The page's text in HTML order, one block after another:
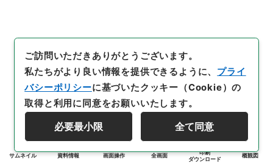
サムネイル 資料情報 画面操作 全画面
印刷
ダウンロード
概観図
ご訪問いただきありがとうございます。
私たちがより良い情報を提供できるように、 プライ
バシーポリシーに基づいたクッキー（Cookie）の
取得と利用に同意をお願いいたします。
必要最小限 全て同意